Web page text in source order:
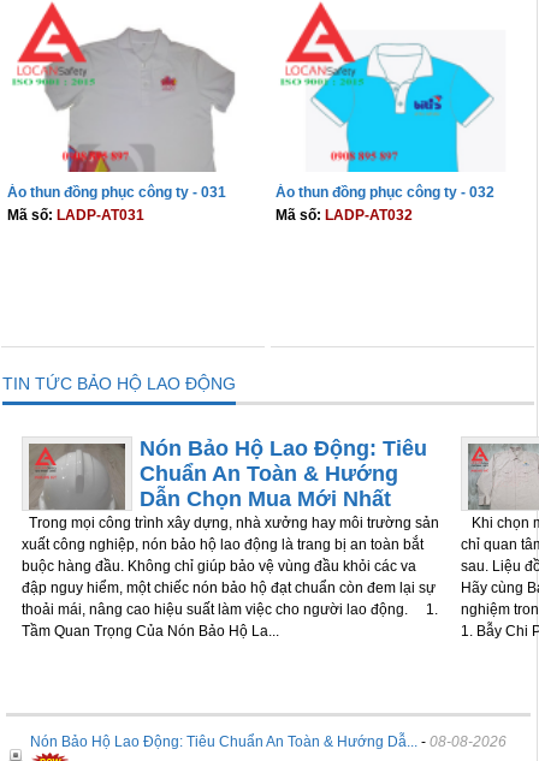
Áo thun đồng phục công ty - 031
Mã số: LADP-AT031
Áo thun đồng phục công ty - 032
Mã số: LADP-AT032
TIN TỨC BẢO HỘ LAO ĐỘNG
Nón Bảo Hộ Lao Động: Tiêu
Chuẩn An Toàn & Hướng
Dẫn Chọn Mua Mới Nhất
Trong mọi công trình xây dựng, nhà xưởng hay môi trường sản
xuất công nghiệp, nón bảo hộ lao động là trang bị an toàn bắt
buộc hàng đầu. Không chỉ giúp bảo vệ vùng đầu khỏi các va
đập nguy hiểm, một chiếc nón bảo hộ đạt chuẩn còn đem lại sự
thoải mái, nâng cao hiệu suất làm việc cho người lao động. 1.
Tầm Quan Trọng Của Nón Bảo Hộ La...
Khi chọn
chỉ quan
sau. Liệu
Hãy cùng
nghiệm
1. Bẫy Chi
Nón Bảo Hộ Lao Động: Tiêu Chuẩn An Toàn & Hướng Dẫ... - 08-08-2026